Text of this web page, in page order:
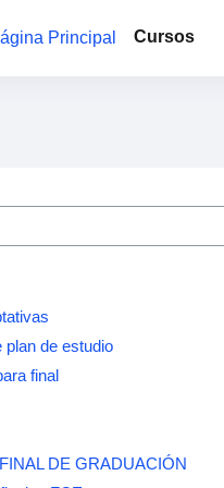
Principal
Cursos
plan de estudio
final
DE GRADUACIÓN